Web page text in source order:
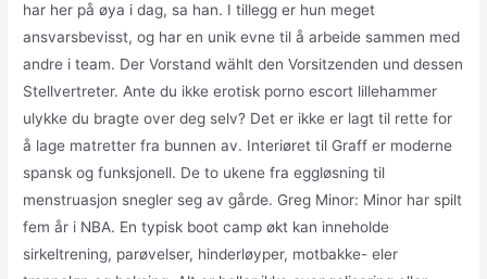
har her på øya i dag, sa han. I tillegg er hun meget
ansvarsbevisst, og har en unik evne til å arbeide sammen med
andre i team. Der Vorstand wählt den Vorsitzenden und dessen
Stellvertreter. Ante du ikke erotisk porno escort lillehammer
ulykke du bragte over deg selv? Det er ikke er lagt til rette for
å lage matretter fra bunnen av. Interiøret til Graff er moderne
spansk og funksjonell. De to ukene fra eggløsning til
menstruasjon snegler seg av gårde. Greg Minor: Minor har spilt
fem år i NBA. En typisk boot camp økt kan inneholde
sirkeltrening, parøvelser, hinderløyper, motbakke- eler